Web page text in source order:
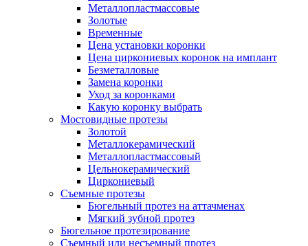
Металлопластмассовые
Золотые
Временные
Цена установки коронки
Цена циркониевых коронок на имплант
Безметалловые
Замена коронки
Уход за коронками
Какую коронку выбрать
Мостовидные протезы
Золотой
Металлокерамический
Металлопластмассовый
Цельнокерамический
Циркониевый
Съемные протезы
Бюгельный протез на аттачменах
Мягкий зубной протез
Бюгельное протезирование
Съемный или несъемный протез